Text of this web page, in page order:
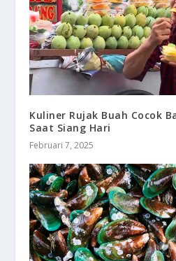
Kuliner Rujak Buah Cocok
Saat Siang Hari
Februari 7, 2025